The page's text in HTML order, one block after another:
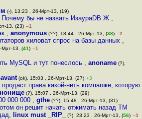
(-), 13:23 , 26-Мрт-13, (19)
бы не назвать ИзаураDB Ж ,
13, (23) –1
, anonymous(??), 18:44 , 26-Мрт-13, (38) –2
хиловат спрос на базы данных ,
Мрт-13, (41) –1
MySQL и тут понеслось ,anoname (?),
(ok), 15:03 , 26-Мрт-13, (27) +3
права какой-нить компашке, которую
(?), 15:07 , 26-Мрт-13, (29)
000 000 , gthe(??), 15:48 , 26-Мрт-13, (31)
он решит начать отжимать назад TM
, linux must _RIP_ (?), 23:23 , 26-Мрт-13, (56) –3